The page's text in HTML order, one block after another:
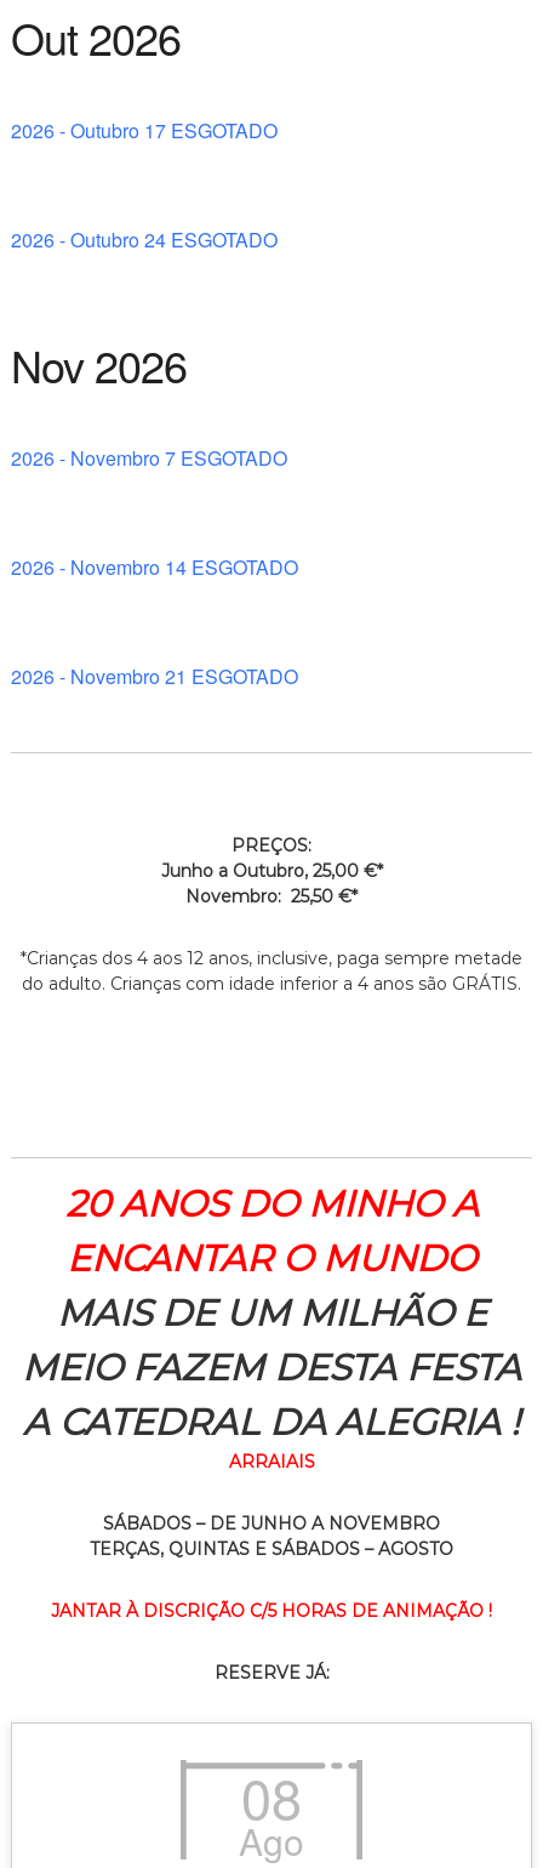
Out 2026
2026 - Outubro 17 ESGOTADO
2026 - Outubro 24 ESGOTADO
Nov 2026
2026 - Novembro 7 ESGOTADO
2026 - Novembro 14 ESGOTADO
2026 - Novembro 21 ESGOTADO
PREÇOS:
Junho a Outubro, 25,00 €*
Novembro: 25,50 €*
*Crianças dos 4 aos 12 anos, inclusive, paga sempre metade
do adulto. Crianças com idade inferior a 4 anos são GRÁTIS.
20 ANOS DO MINHO A
ENCANTAR O MUNDO
MAIS DE UM MILHÃO E
MEIO FAZEM DESTA FESTA
A CATEDRAL DA ALEGRIA !
ARRAIAIS
SÁBADOS – DE JUNHO A NOVEMBRO
TERÇAS, QUINTAS E SÁBADOS – AGOSTO
JANTAR À DISCRIÇÃO C/5 HORAS DE ANIMAÇÃO !
RESERVE JÁ:
08
Ago